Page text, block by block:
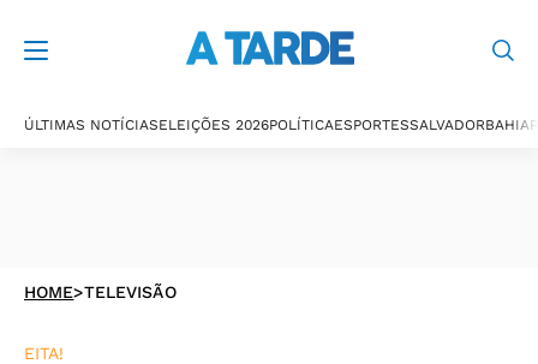
ÚLTIMAS NOTÍCIASELEIÇÕES 2026POLÍTICAESPORTESSALVADORBAHIA
HOME>TELEVISÃO
EITA!